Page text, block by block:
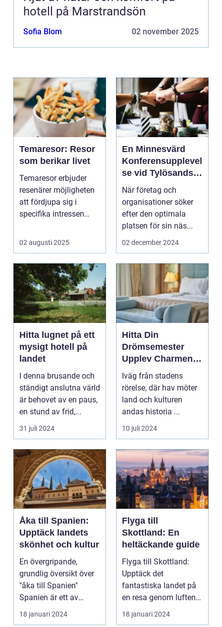
hotell på Marstrandsön
Sofia Blom 02 november 2025
Temaresor: Resor
som berikar livet
Temaresor erbjuder
resenärer möjligheten
att fördjupa sig i
specifika intressen
02 augusti 2025
En Minnesvärd
Konferensupplevel
se vid Tylösands
Kust
När företag och
organisationer söker
efter den optimala
platsen för sin näs...
02 december 2024
Hitta lugnet på ett
mysigt hotell på
landet
I denna brusande och
ständigt anslutna värld
är behovet av en paus,
en stund av frid,...
31 juli 2024
Hitta Din
Drömsemester
Upplev Charmen
med Hotell i
Halland
Iväg från stadens
rörelse, där hav möter
land och kulturen
andas historia ...
10 juli 2024
Åka till Spanien:
Upptäck landets
skönhet och kultur
En övergripande,
grundlig översikt över
"åka till Spanien"
Spanien är ett av
Europas mest
populära ...
18 januari 2024
Flyga till
Skottland: En
heltäckande guide
Flyga till Skottland:
Upptäck det
fantastiska landet på
en resa genom luften
Introduktion: Att flyg...
18 januari 2024